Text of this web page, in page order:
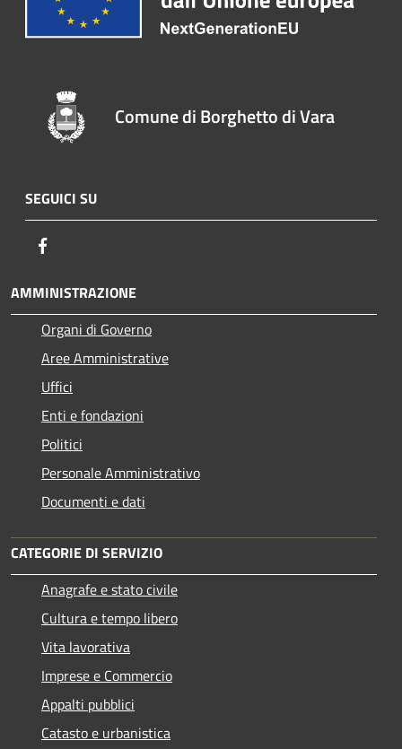
Comune di Borghetto di Vara
SEGUICI SU
AMMINISTRAZIONE
Organi di Governo
Aree Amministrative
Uffici
Enti e fondazioni
Politici
Personale Amministrativo
Documenti e dati
CATEGORIE DI SERVIZIO
Anagrafe e stato civile
Cultura e tempo libero
Vita lavorativa
Imprese e Commercio
Appalti pubblici
Catasto e urbanistica